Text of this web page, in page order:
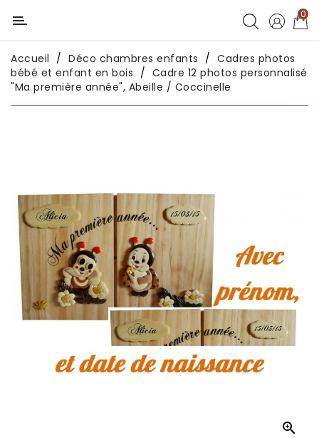
Catégorie
Déco
chambres
enfants
en
métal
Déco
africaine
Déco
asiatique
0
Accueil Déco chambres enfants
Cadres photos
bébé et enfant en bois
Cadre 12 photos personnalisé
"Ma première année", Abeille / Coccinelle
